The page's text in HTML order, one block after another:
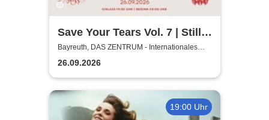
Save Your Tears Vol. 7 | Still
in Love, Blanket Hill,
Necklock, Glass Out
Bayreuth, DAS ZENTRUM - Internationales
Jugendkulturzentrum Bayreuth
26.09.2026
19:00 Uhr